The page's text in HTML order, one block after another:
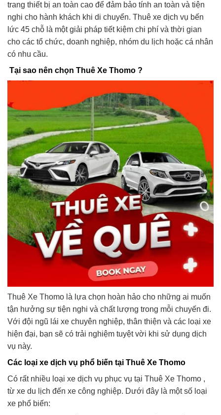
trang thiết bị an toàn cao để đảm bảo tính an toàn và tiện
nghi cho hành khách khi di chuyển. Thuê xe dịch vụ bến
lức 45 chỗ là một giải pháp tiết kiệm chi phí và thời gian
cho các tổ chức, doanh nghiệp, nhóm du lịch hoặc cá nhân
có nhu cầu.
Tại sao nên chọn Thuê Xe Thomo ?
Thuê Xe Thomo là lựa chọn hoàn hảo cho những ai muốn
tận hưởng sự tiện nghi và chất lượng trong mỗi chuyến đi.
Với đội ngũ lái xe chuyên nghiệp, thân thiện và các loại xe
hiện đại, bạn sẽ có trải nghiệm tuyệt vời khi sử dụng dịch
vụ này.
Các loại xe dịch vụ phổ biến tại Thuê Xe Thomo
Có rất nhiều loại xe dịch vụ phục vụ tại Thuê Xe Thomo ,
từ xe du lịch đến xe công nghiệp. Dưới đây là một số loại
xe phổ biến: